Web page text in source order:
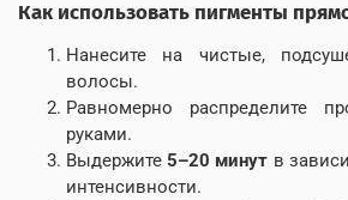
Как использовать пигменты
Нанесите на чистые,
волосы.
Равномерно распределите
руками.
Выдержите5–20 минут в
интенсивности.